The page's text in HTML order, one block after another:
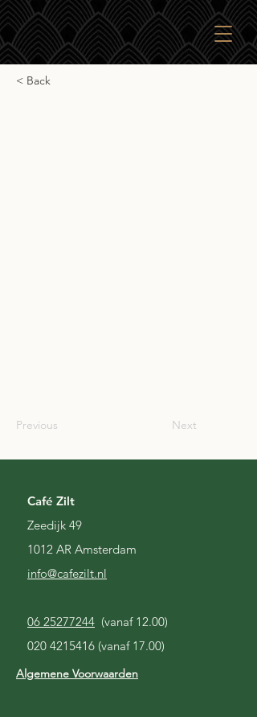
< Back
Previous Next
Café Zilt
Zeedijk 49
1012 AR Amsterdam
info@cafezilt.nl
06 25277244 (vanaf 12.00)
020 4215416 (vanaf 17.00)
Algemene Voorwaarden